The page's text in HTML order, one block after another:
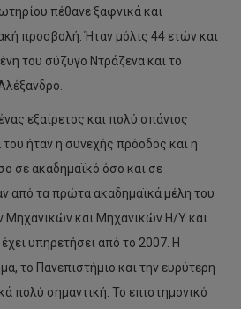
πέθανε ξαφνικά και
προσβολή. Ήταν μόλις 44 ετών και
του σύζυγο Ντράζενα και το
εξαίρετος και πολύ σπάνιος
ήταν η συνεχής πρόοδος και η
σε ακαδημαϊκό όσο και σε
από τα πρώτα ακαδημαϊκά μέλη του
Μηχανικών και Μηχανικών Η/Υ και
υπηρετήσει από το 2007. Η
το Πανεπιστήμιο και την ευρύτερη
πολύ σημαντική. Το επιστημονικό